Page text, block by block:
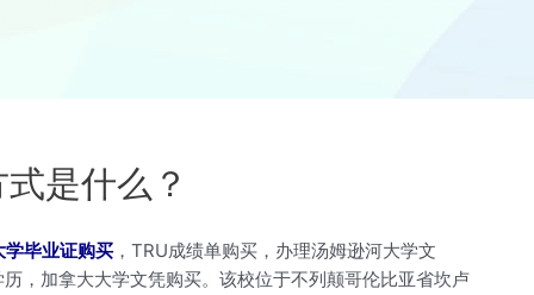
是什么？
学毕业证购买 ，TRU成绩单购买，办理汤姆逊河大学文
，加拿大大学文凭购买。该校位于不列颠哥伦比亚省坎卢